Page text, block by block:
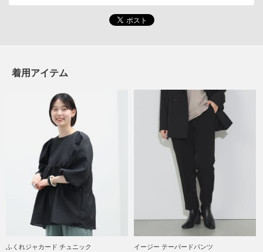
着用アイテム
ふくれジャカード チュニック
イージー テーパードパンツ